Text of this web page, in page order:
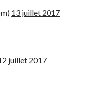
13 juillet 2017
juillet 2017